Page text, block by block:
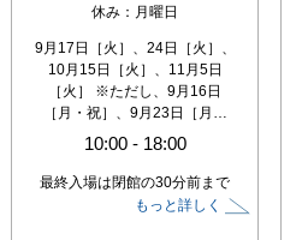
休み： 月曜日
9月17日［火］、24日［火］、
10月15日［火］、11月5日
［火］ ※ただし、9月16日
［月・祝］、9月23日［月…
10:00- 18:00
最終入場は閉館の30分前まで
もっと詳しく